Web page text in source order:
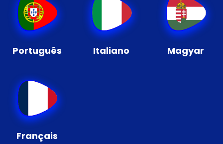
Português Italiano Magyar
Français